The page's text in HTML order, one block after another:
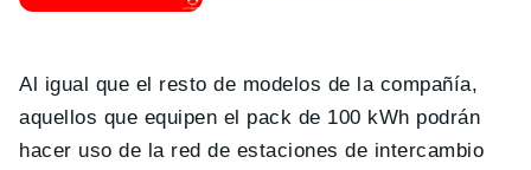
Al igual que el resto de modelos de la compañía,
aquellos que equipen el pack de 100 kWh podrán
hacer uso de la red de estaciones de intercambio